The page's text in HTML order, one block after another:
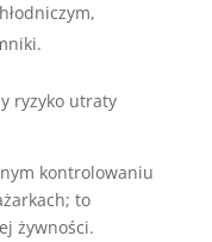
ryzyko utraty
kontrolowaniu
to
żywności.